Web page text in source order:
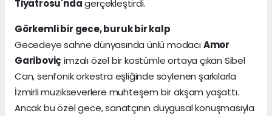
Tiyatrosu'ndagerçekleştirdi.
Görkemli bir gece, buruk bir kalp
Gecedeye sahne dünyasında ünlü modacıAmor
Gariboviçimzalı özel bir kostümle ortaya çıkan Sibel
Can, senfonik orkestra eşliğinde söylenen şarkılarla
İzmirli müzikseverlere muhteşem bir akşam yaşattı.
Ancak bu özel gece, sanatçının duygusal konuşmasıyla